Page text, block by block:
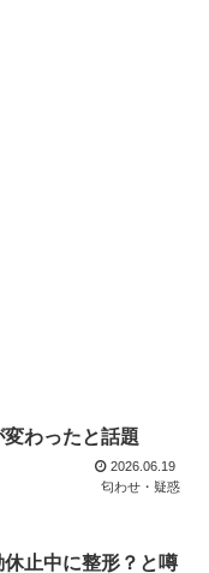
わったと話題
2026.06.19
匂わせ・疑惑
止中に整形？と噂